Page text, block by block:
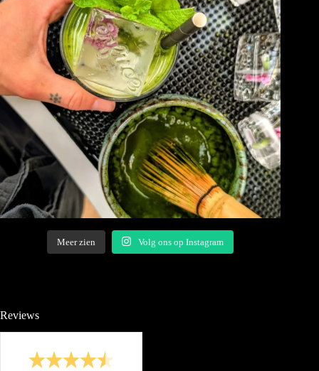
Meer zien Volg ons op Instagram
Reviews